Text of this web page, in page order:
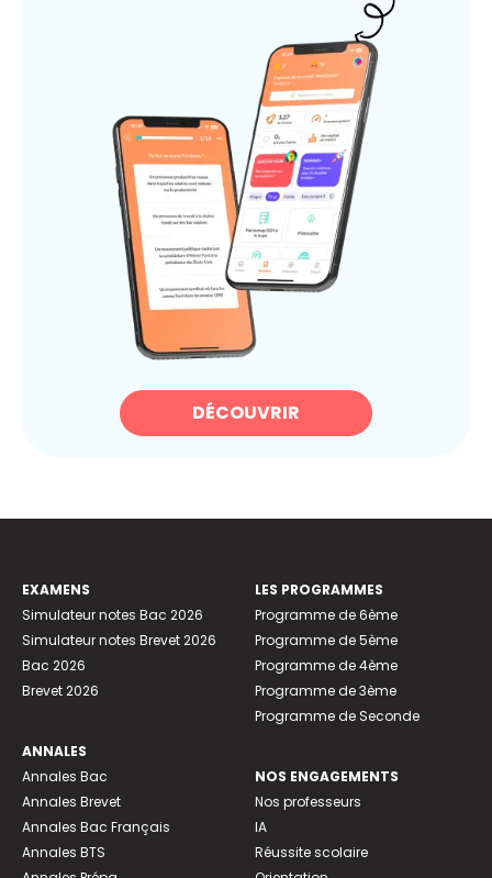
DÉCOUVRIR
EXAMENS
Simulateur notes Bac 2026
Simulateur notes Brevet 2026
Bac 2026
Brevet 2026
ANNALES
Annales Bac
Annales Brevet
Annales Bac Français
Annales BTS
LES PROGRAMMES
Programme de 6ème
Programme de 5ème
Programme de 4ème
Programme de 3ème
Programme de Seconde
NOS ENGAGEMENTS
Nos professeurs
IA
Réussite scolaire